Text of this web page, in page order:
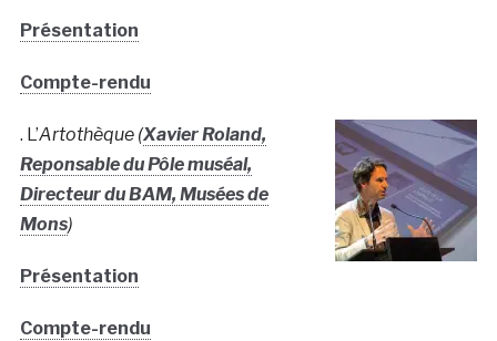
Présentation
Compte-rendu
. L’Artothèque (Xavier Roland,
Reponsable du Pôle muséal,
Directeur du BAM, Musées de
Mons)
Présentation
Compte-rendu